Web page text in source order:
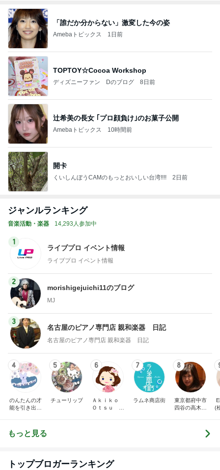
「誰だか分からない」激変した今の姿
Amebaトピックス 1日前
TOPTOY☆Cocoa Workshop
ディズニーファン Dのブログ 8日前
辻希美の長女 ｢プロ顔負け｣のお菓子公開
Amebaトピックス 10時間前
開卡
くいしんぼうCAMのもっとおいしい台湾!!!! 2日前
ジャンルランキング
音楽活動・楽器 14,293人参加中
1
ライブプロ イベント情報
ライブプロ イベント情報
2
morishigejuichi11のブログ
MJ
3
名古屋のピアノ専門店 親和楽器 日記
名古屋のピアノ専門店 親和楽器 日記
4
のんたんの才
能を引き出す
ハウ発信＆ア
レンジ楽譜販
5
チューリップ
6
Ａｋｉｋｏ
Ｏｔｓｕ ピ
7
ラムネ商店街
8
東京都府中市
四谷の高木久
(
もっと見る
トップブロガーランキング